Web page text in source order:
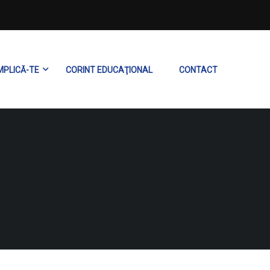
TE CORINT EDUCAŢIONAL CONTACT